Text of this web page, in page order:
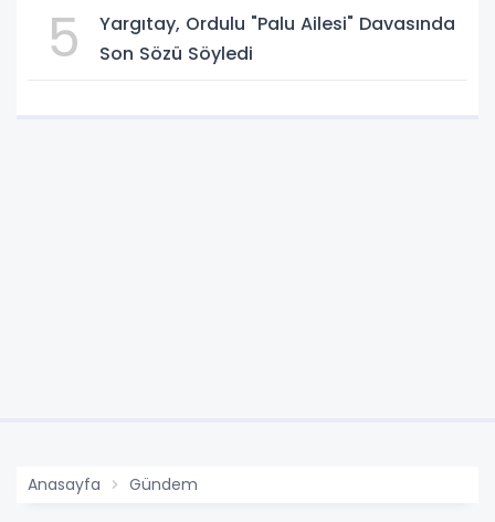
5
Yargıtay, Ordulu "Palu Ailesi" Davasında
Son Sözü Söyledi
Anasayfa Gündem